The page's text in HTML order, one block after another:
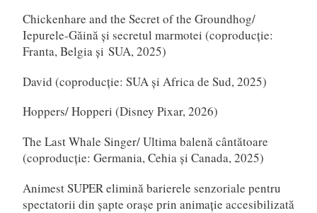
Chickenhare and the Secret of the Groundhog/
Iepurele-Găină și secretul marmotei (coproducție:
Franta, Belgia și SUA, 2025)
David (coproducție: SUA și Africa de Sud, 2025)
Hoppers/ Hopperi (Disney Pixar, 2026)
The Last Whale Singer/ Ultima balenă cântătoare
(coproducție: Germania, Cehia și Canada, 2025)
Animest SUPER elimină barierele senzoriale pentru
spectatorii din șapte orașe prin animație accesibilizată